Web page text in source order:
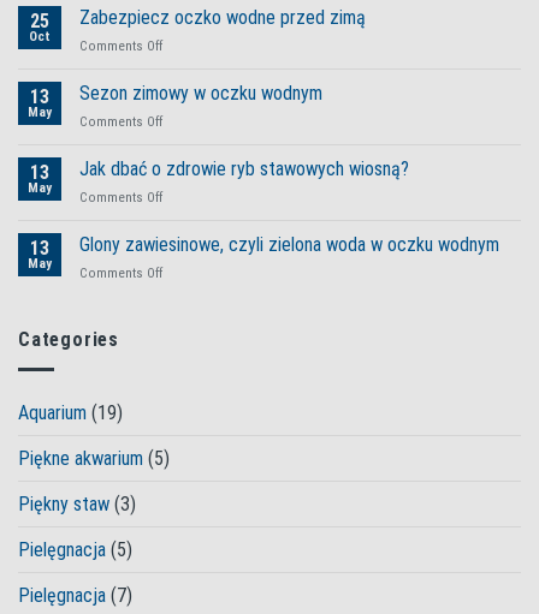
pielęgnacja
się
od
Tetra
25
Oct
Zabezpiecz oczko wodne przed zimą
Comments Offon
oczko
wodne
13
May
Sezon zimowy w oczku wodnym
Comments Offon
zimowy
13
May
Jak dbać o zdrowie ryb stawowych wiosną?
Comments Offon
dbać
13
May
Glony zawiesinowe, czyli zielona woda w oczku wodnym
Comments Offon
Categories
Aquarium (19)
Piękne akwarium (5)
Piękny staw (3)
Pielęgnacja (5)
Pielęgnacja (7)